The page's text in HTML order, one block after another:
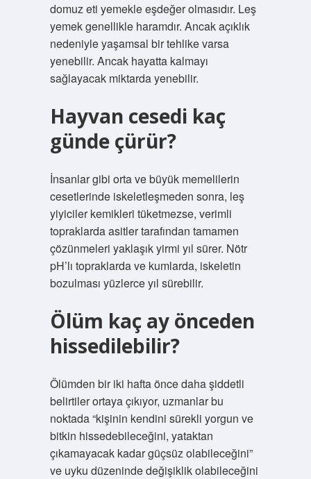
domuz eti yemekle eşdeğer olmasıdır. Leş
yemek genellikle haramdır. Ancak açıklık
nedeniyle yaşamsal bir tehlike varsa
yenebilir. Ancak hayatta kalmayı
sağlayacak miktarda yenebilir.
Hayvan cesedi kaç
günde çürür?
İnsanlar gibi orta ve büyük memelilerin
cesetlerinde iskeletleşmeden sonra, leş
yiyiciler kemikleri tüketmezse, verimli
topraklarda asitler tarafından tamamen
çözünmeleri yaklaşık yirmi yıl sürer. Nötr
pH’lı topraklarda ve kumlarda, iskeletin
bozulması yüzlerce yıl sürebilir.
Ölüm kaç ay önceden
hissedilebilir?
Ölümden bir iki hafta önce daha şiddetli
belirtiler ortaya çıkıyor, uzmanlar bu
noktada “kişinin kendini sürekli yorgun ve
bitkin hissedebileceğini, yataktan
çıkamayacak kadar güçsüz olabileceğini”
ve uyku düzeninde değişiklik olabileceğini